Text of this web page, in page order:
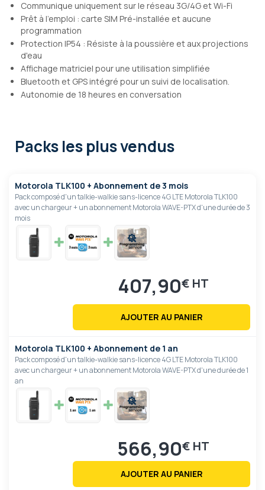
Communique uniquement sur le réseau 3G/4G et Wi-Fi
Prêt à l'emploi : carte SIM Pré-installée et aucune
programmation
Protection IP54 : Résiste à la poussière et aux projections
d'eau
Affichage matriciel pour une utilisation simplifiée
Bluetooth et GPS intégré pour un suivi de localisation.
Autonomie de 18 heures en conversation
Packs les plus vendus
Motorola TLK100 + Abonnement de 3 mois
Pack composé d'un talkie-walkie sans-licence 4G LTE Motorola TLK100
avec un chargeur + un abonnement Motorola WAVE-PTX d'une durée de 3
mois
407,90€
AJOUTER AU PANIER
Motorola TLK100 + Abonnement de 1 an
Pack composé d'un talkie-walkie sans-licence 4G LTE Motorola TLK100
avec un chargeur + un abonnement Motorola WAVE-PTX d'une durée de 1
an
566,90€
AJOUTER AU PANIER